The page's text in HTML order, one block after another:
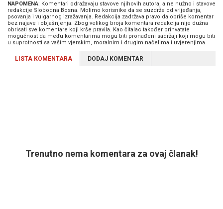
NAPOMENA: Komentari odražavaju stavove njihovih autora, a ne nužno i stavove
redakcije Slobodna Bosna. Molimo korisnike da se suzdrže od vrijeđanja,
psovanja i vulgarnog izražavanja. Redakcija zadržava pravo da obriše komentar
bez najave i objašnjenja. Zbog velikog broja komentara redakcija nije dužna
obrisati sve komentare koji krše pravila. Kao čitalac također prihvatate
mogućnost da među komentarima mogu biti pronađeni sadržaji koji mogu biti
u suprotnosti sa vašim vjerskim, moralnim i drugim načelima i uvjerenjima.
LISTA KOMENTARA DODAJ KOMENTAR
Trenutno nema komentara za ovaj članak!